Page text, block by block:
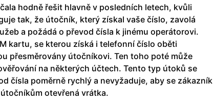
hodně řešit hlavně v posledních letech, kvůli
tak, že útočník, který získal vaše číslo, zavolá
a požádá o převod čísla k jinému operátorovi.
kartu, se kterou získá i telefonní číslo oběti
přesměrovány útočníkovi. Ten toho poté může
na některých účtech. Tento typ útoků se
čísla poměrně rychlý a nevyžaduje, aby se zákazník
otevřená vrátka.